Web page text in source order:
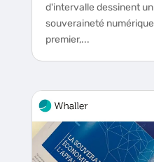
d'intervalle dessinent
souveraineté
premier,...